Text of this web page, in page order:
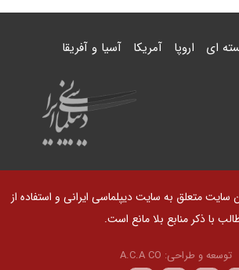
ای اروپا آمریکا آسیا و آفریقا
سایت متعلق به سایت دیپلماسی ایرانی و استفاده از
با ذکر منابع بلا مانع است.
توسعه و طراحی: A.C.A CO